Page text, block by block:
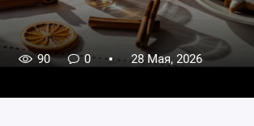
90 0 28 Мая, 2026